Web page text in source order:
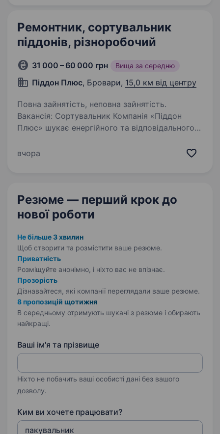
Ремонтник, сортувальник
піддонів, різноробочий
31 000 – 60 000 грн Вища за середню
Піддон Плюс, Бровари, 15,0 км від центру
Повна зайнятість, неповна зайнятість.
Вакансія: Сортувальник Компанія «Піддон
Плюс» шукає енергійного та відповідального
та Сортувальника піддонів. Якщо
вчора
Резюме — перший крок до
нової роботи
Не більше 3 хвилин
Щоб створити та розмістити ваше резюме.
Приватність
Розміщуйте анонімно, і ніхто вас не впізнає.
Прозорість
Дізнавайтеся, які компанії переглядали ваше резюме.
8 пропозицій щотижня
В середньому отримують шукачі з резюме і обирають
найкращі.
Ваші ім'я та прізвище
Ніхто не побачить ваші особисті дані без вашого
дозволу.
Ким ви хочете працювати?